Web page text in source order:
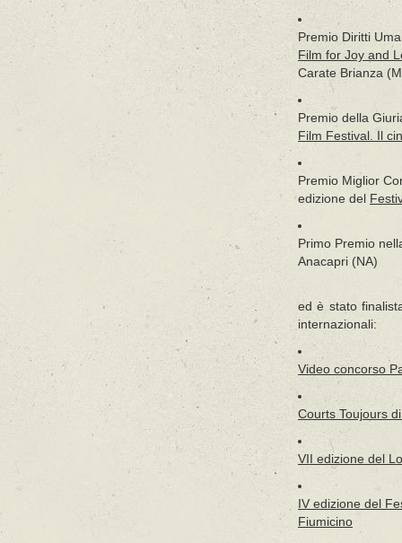
Premio Diritti
Film for Joy and
Carate Brianza
Premio della
Film Festival. Il
Premio Miglior
edizione del
Primo Premio
Anacapri (NA)
ed è stato
internazionali:
Video concorso
Courts Toujours
VII edizione del
IV edizione del
Fiumicino